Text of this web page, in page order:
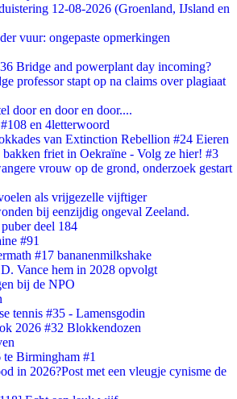
12-08-2026 (Groenland, IJsland en
vuur: ongepaste opmerkingen
Bridge and powerplant day incoming?
professor stapt op na claims over plagiaat
door en door en door....
en 4letterwoord
van Extinction Rebellion #24 Eieren
friet in Oekraïne - Volg ze hier! #3
vrouw op de grond, onderzoek gestart
als vrijgezelle vijftiger
bij eenzijdig ongeval Zeeland.
deel 184
#91
#17 bananenmilkshake
Vance hem in 2028 opvolgt
bij de NPO
tennis #35 - Lamensgodin
2026 #32 Blokkendozen
Birmingham #1
in 2026?Post met een vleugje cynisme de